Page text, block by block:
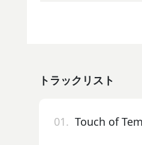
トラックリスト
01. Touch of